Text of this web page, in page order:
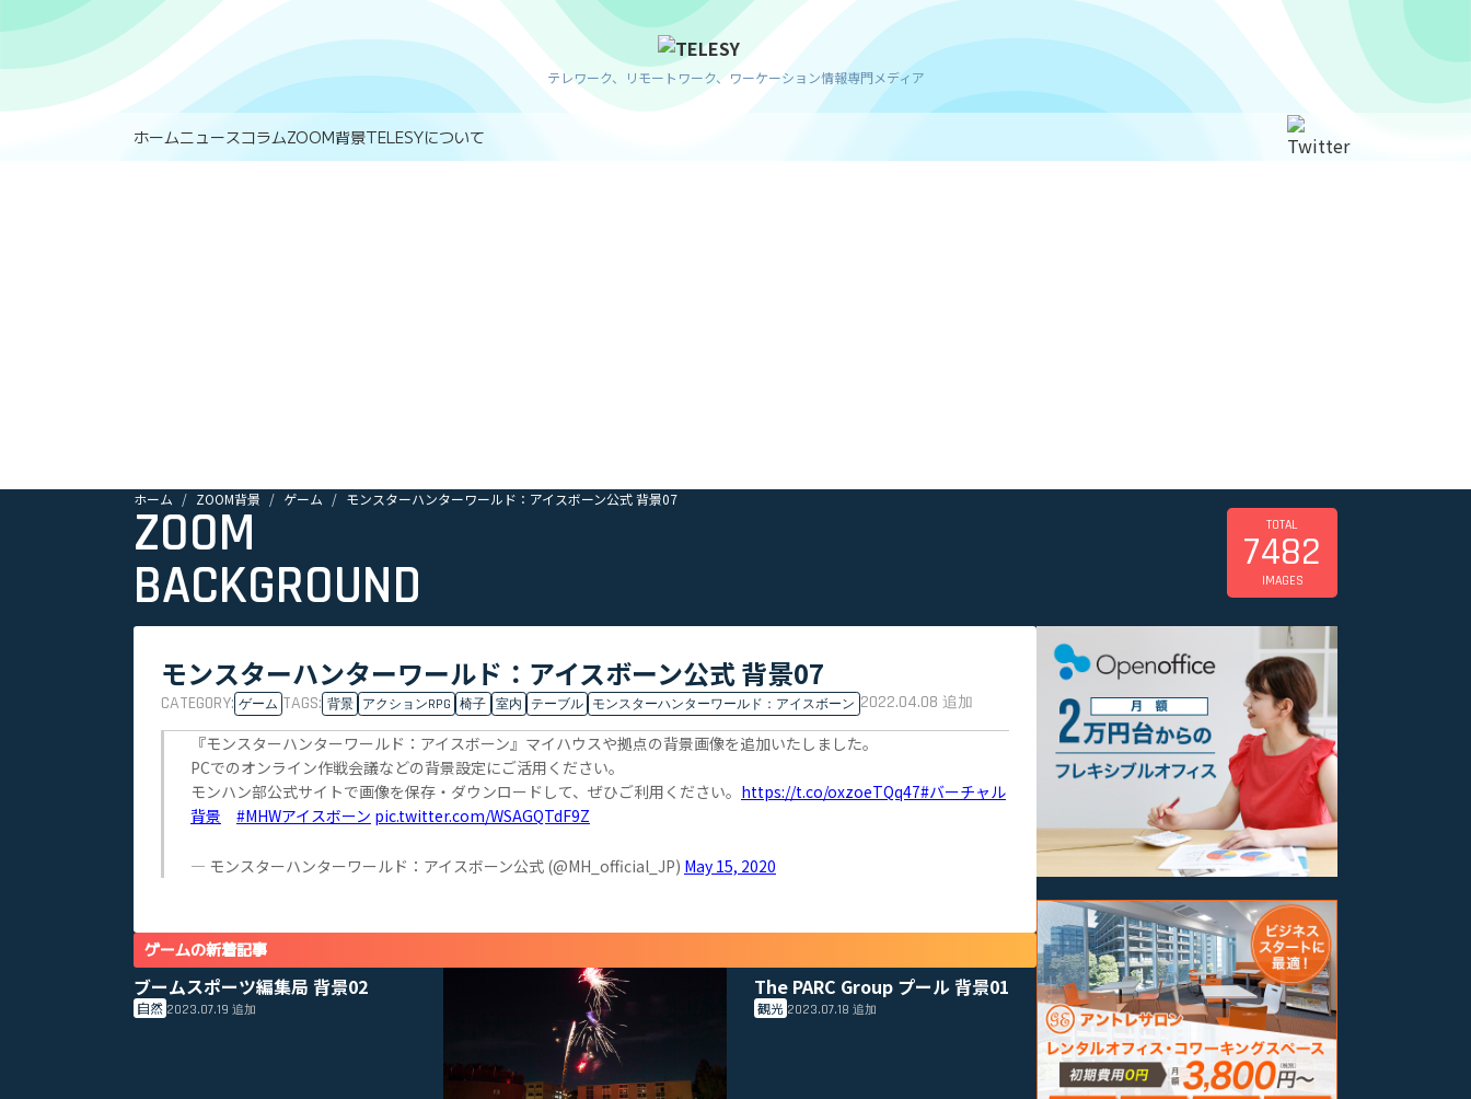
テレワーク、リモートワーク、ワーケーション情報専門メディア
ホームニュースコラムZOOM背景TELESYについて
ホーム ZOOM背景 ゲーム モンスターハンターワールド：アイスボーン公式 背景07
ZOOM
BACKGROUND
TOTAL
7482
IMAGES
モンスターハンターワールド：アイスボーン公式 背景07
CATEGORY: ゲーム TAGS: 背景 アクションRPG 椅子 室内 テーブル モンスターハンターワールド：アイスボーン 2022.04.08 追加
『モンスターハンターワールド：アイスボーン』マイハウスや拠点の背景画像を追加いたしました。
PCでのオンライン作戦会議などの背景設定にご活用ください。
モンハン部公式サイトで画像を保存・ダウンロードして、ぜひご利用ください。 https://t.co/oxzoeTQq47#バーチャル
背景
#MHWアイスボーン pic.twitter.com/WSAGQTdF9Z
— モンスターハンターワールド：アイスボーン公式 (@MH_official_JP) May 15, 2020
ゲームの新着記事
ブームスポーツ編集局 背景02
自然 2023.07.19追加
The PARC Group プール 背景01
観光 2023.07.18追加